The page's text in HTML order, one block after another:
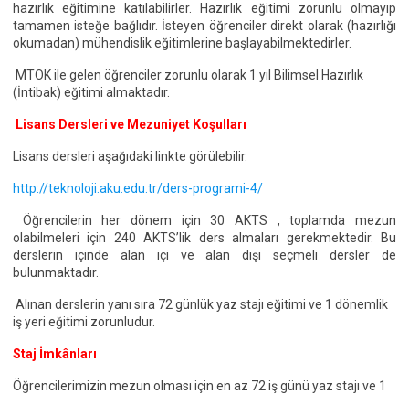
hazırlık eğitimine katılabilirler. Hazırlık eğitimi zorunlu olmayıp
tamamen isteğe bağlıdır. İsteyen öğrenciler direkt olarak (hazırlığı
okumadan) mühendislik eğitimlerine başlayabilmektedirler.
MTOK ile gelen öğrenciler zorunlu olarak 1 yıl Bilimsel Hazırlık
(İntibak) eğitimi almaktadır.
Lisans Dersleri ve Mezuniyet Koşulları
Lisans dersleri aşağıdaki linkte görülebilir.
http://teknoloji.aku.edu.tr/ders-programi-4/
Öğrencilerin her dönem için 30 AKTS , toplamda mezun
olabilmeleri için 240 AKTS’lik ders almaları gerekmektedir. Bu
derslerin içinde alan içi ve alan dışı seçmeli dersler de
bulunmaktadır.
Alınan derslerin yanı sıra 72 günlük yaz stajı eğitimi ve 1 dönemlik
iş yeri eğitimi zorunludur.
Staj İmkânları
Öğrencilerimizin mezun olması için en az 72 iş günü yaz stajı ve 1